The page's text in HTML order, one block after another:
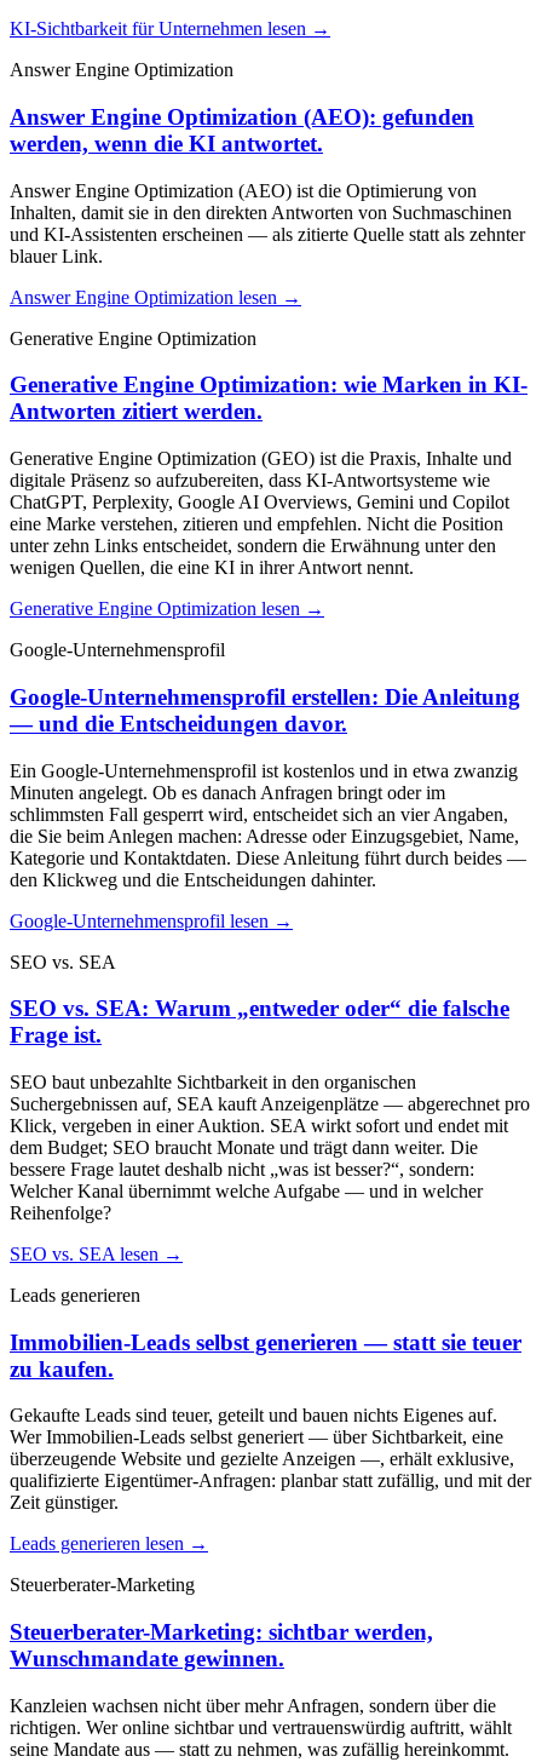
KI-Sichtbarkeit für Unternehmen lesen →
Answer Engine Optimization
Answer Engine Optimization (AEO): gefunden
werden, wenn die KI antwortet.
Answer Engine Optimization (AEO) ist die Optimierung von
Inhalten, damit sie in den direkten Antworten von Suchmaschinen
und KI-Assistenten erscheinen — als zitierte Quelle statt als zehnter
blauer Link.
Answer Engine Optimization lesen →
Generative Engine Optimization
Generative Engine Optimization: wie Marken in KI-
Antworten zitiert werden.
Generative Engine Optimization (GEO) ist die Praxis, Inhalte und
digitale Präsenz so aufzubereiten, dass KI-Antwortsysteme wie
ChatGPT, Perplexity, Google AI Overviews, Gemini und Copilot
eine Marke verstehen, zitieren und empfehlen. Nicht die Position
unter zehn Links entscheidet, sondern die Erwähnung unter den
wenigen Quellen, die eine KI in ihrer Antwort nennt.
Generative Engine Optimization lesen →
Google-Unternehmensprofil
Google-Unternehmensprofil erstellen: Die Anleitung
— und die Entscheidungen davor.
Ein Google-Unternehmensprofil ist kostenlos und in etwa zwanzig
Minuten angelegt. Ob es danach Anfragen bringt oder im
schlimmsten Fall gesperrt wird, entscheidet sich an vier Angaben,
die Sie beim Anlegen machen: Adresse oder Einzugsgebiet, Name,
Kategorie und Kontaktdaten. Diese Anleitung führt durch beides —
den Klickweg und die Entscheidungen dahinter.
Google-Unternehmensprofil lesen →
SEO vs. SEA
SEO vs. SEA: Warum „entweder oder“ die falsche
Frage ist.
SEO baut unbezahlte Sichtbarkeit in den organischen
Suchergebnissen auf, SEA kauft Anzeigenplätze — abgerechnet pro
Klick, vergeben in einer Auktion. SEA wirkt sofort und endet mit
dem Budget; SEO braucht Monate und trägt dann weiter. Die
bessere Frage lautet deshalb nicht „was ist besser?“, sondern:
Welcher Kanal übernimmt welche Aufgabe — und in welcher
Reihenfolge?
SEO vs. SEA lesen →
Leads generieren
Immobilien-Leads selbst generieren — statt sie teuer
zu kaufen.
Gekaufte Leads sind teuer, geteilt und bauen nichts Eigenes auf.
Wer Immobilien-Leads selbst generiert — über Sichtbarkeit, eine
überzeugende Website und gezielte Anzeigen —, erhält exklusive,
qualifizierte Eigentümer-Anfragen: planbar statt zufällig, und mit der
Zeit günstiger.
Leads generieren lesen →
Steuerberater-Marketing
Steuerberater-Marketing: sichtbar werden,
Wunschmandate gewinnen.
Kanzleien wachsen nicht über mehr Anfragen, sondern über die
richtigen. Wer online sichtbar und vertrauenswürdig auftritt, wählt
seine Mandate aus — statt zu nehmen, was zufällig hereinkommt.